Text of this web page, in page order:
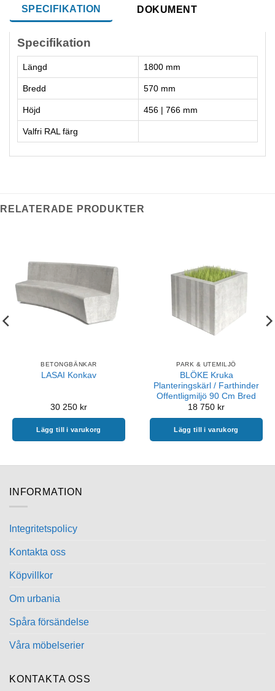
SPECIFIKATION DOKUMENT
Specifikation
Längd 1800 mm
Bredd 570 mm
Höjd 456 | 766 mm
Valfri RAL färg
RELATERADE PRODUKTER
BETONGBÄNKAR
LASAI Konkav
30 250 kr
Lägg till i varukorg
PARK & UTEMILJÖ
BLÖKE Kruka
Planteringskärl / Farthinder
Offentligmiljö 90 Cm Bred
18 750 kr
Lägg till i varukorg
INFORMATION
Integritetspolicy
Kontakta oss
Köpvillkor
Om urbania
Spåra försändelse
Våra möbelserier
KONTAKTA OSS